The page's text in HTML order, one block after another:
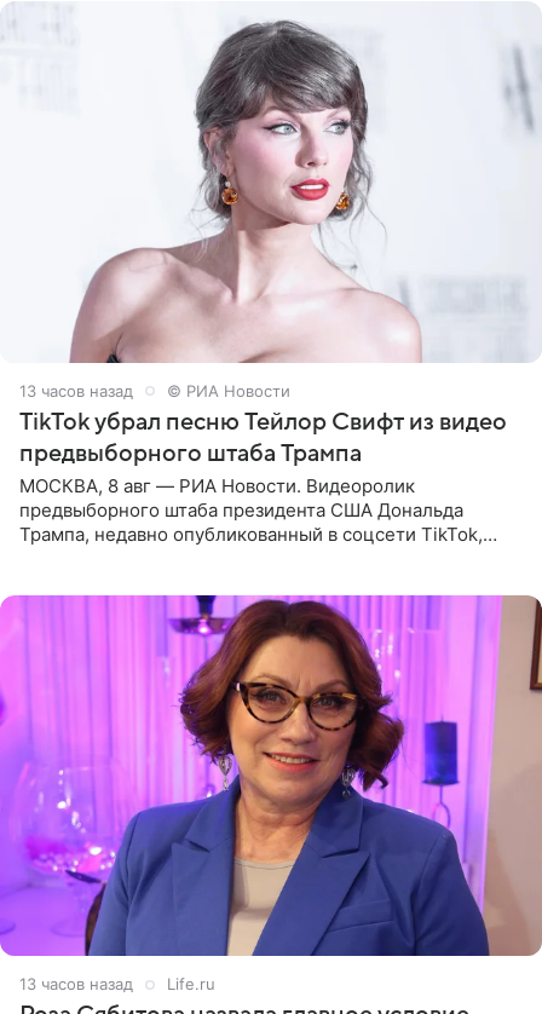
13 часов назад © РИА Новости
TikTok убрал песню Тейлор Свифт из видео
предвыборного штаба Трампа
МОСКВА, 8 авг — РИА Новости. Видеоролик
предвыборного штаба президента США Дональда
Трампа, недавно опубликованный в соцсети TikTok,
13 часов назад Life.ru